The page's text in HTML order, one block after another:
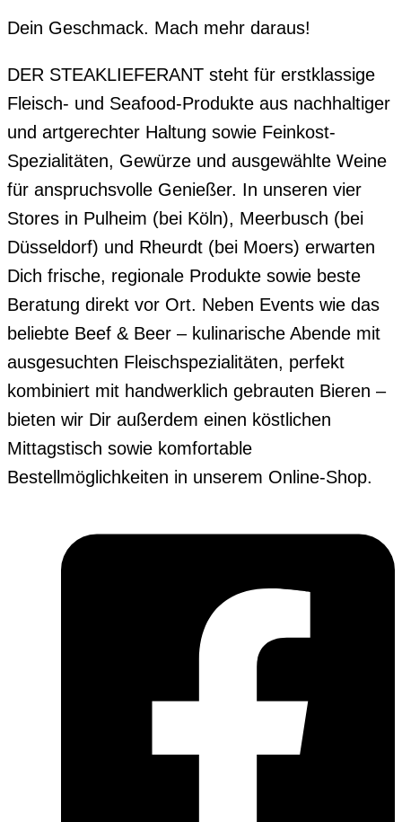
Dein Geschmack. Mach mehr daraus!
DER STEAKLIEFERANT steht für erstklassige
Fleisch- und Seafood-Produkte aus nachhaltiger
und artgerechter Haltung sowie Feinkost-
Spezialitäten, Gewürze und ausgewählte Weine
für anspruchsvolle Genießer. In unseren vier
Stores in Pulheim (bei Köln), Meerbusch (bei
Düsseldorf) und Rheurdt (bei Moers) erwarten
Dich frische, regionale Produkte sowie beste
Beratung direkt vor Ort. Neben Events wie das
beliebte Beef & Beer – kulinarische Abende mit
ausgesuchten Fleischspezialitäten, perfekt
kombiniert mit handwerklich gebrauten Bieren –
bieten wir Dir außerdem einen köstlichen
Mittagstisch sowie komfortable
Bestellmöglichkeiten in unserem Online-Shop.